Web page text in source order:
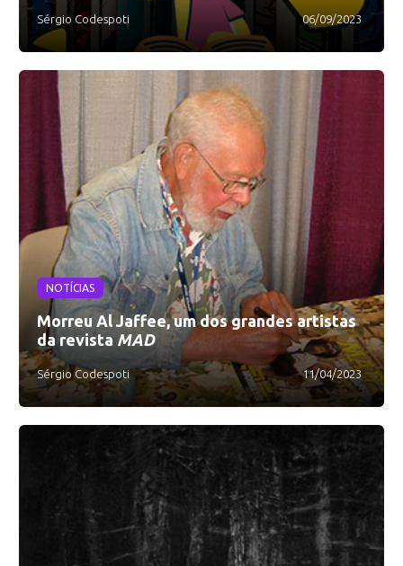
Sérgio Codespoti 06/09/2023
NOTÍCIAS
Morreu Al Jaffee, um dos grandes artistas
da revista MAD
Sérgio Codespoti 11/04/2023